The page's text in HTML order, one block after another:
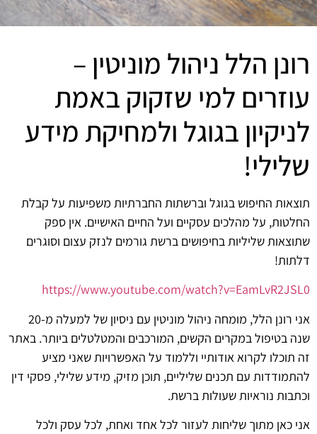
רונן הלל ניהול מוניטין –
עוזרים למי שזקוק באמת
לניקיון בגוגל ולמחיקת מידע
שלילי!
תוצאות החיפוש בגוגל וברשתות החברתיות משפיעות על קבלת
החלטות, על מהלכים עסקיים ועל החיים האישיים. אין ספק
שתוצאות שליליות בחיפושים ברשת גורמים לנזק עצום וסוגרים
דלתות!
https://www.youtube.com/watch?v=EamLvR2JSL0
אני רונן הלל, מומחה ניהול מוניטין עם ניסיון של למעלה מ-20
שנה בטיפול במקרים הקשים, המורכבים והמטלטלים ביותר. באתר
זה תוכלו לקרוא אודותיי וללמוד על האפשרויות שאני מציע
להתמודדות עם תכנים שליליים, תוכן מזיק, מידע שלילי, פסקי דין
וכתבות נוראיות שעולות ברשת.
אני כאן מתוך שליחות לעזור לכל אחד ואחת, לכל עסק ולכל